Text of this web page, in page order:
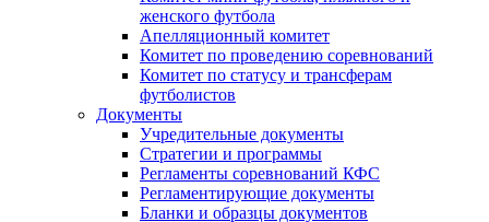
женского футбола
Апелляционный комитет
Комитет по проведению соревнований
Комитет по статусу и трансферам
футболистов
Документы
Учредительные документы
Стратегии и программы
Регламенты соревнований КФС
Регламентирующие документы
Бланки и образцы документов